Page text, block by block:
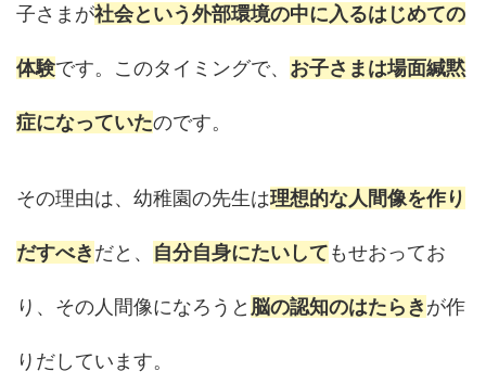
子さまが社会という外部環境の中に入るはじめての
体験です。このタイミングで、 お子さまは場面緘黙
症になっていたのです。
その理由は、幼稚園の先生は理想的な人間像を作り
だすべきだと、 自分自身にたいしてもせおってお
り、その人間像になろうと 脳の認知のはたらきが作
りだしています。